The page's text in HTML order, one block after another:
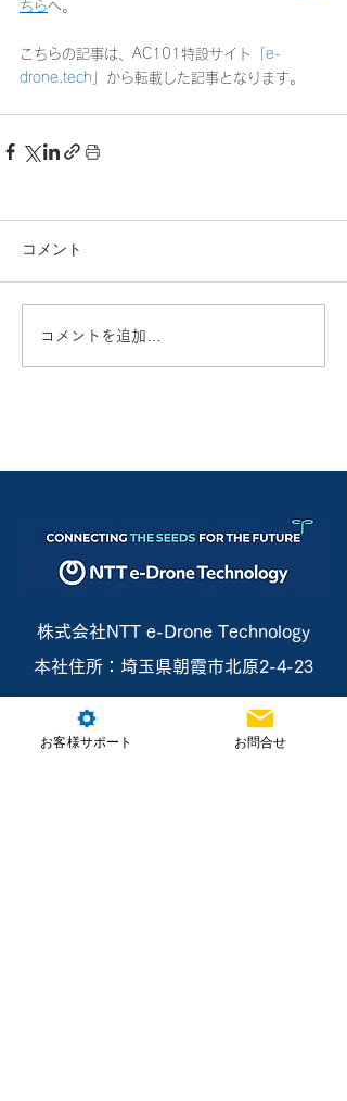
ちらへ。
こちらの記事は、 AC101特設サイト「 e-
drone.tech
から転載した記事となります。
コメント
コメントを追加…
株式会社NTT e-Drone Technology
本社住所：埼玉県朝霞市北原2-4-23
お客様サポート お問合せ